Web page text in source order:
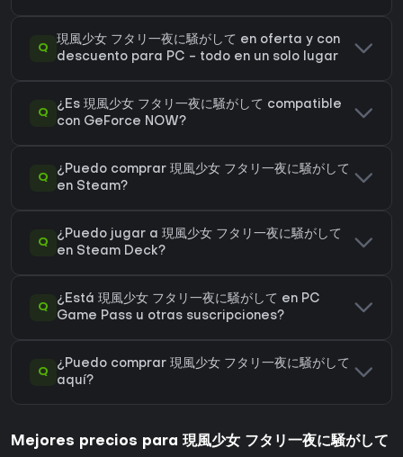
Q
現風少女 フタリ一夜に騒がして en oferta y con
descuento para PC - todo en un solo lugar
Q
¿Es 現風少女 フタリ一夜に騒がして compatible
con GeForce NOW?
Q
¿Puedo comprar 現風少女 フタリ一夜に騒がして
en Steam?
Q
¿Puedo jugar a 現風少女 フタリ一夜に騒がして
en Steam Deck?
Q
¿Está 現風少女 フタリ一夜に騒がして en PC
Game Pass u otras suscripciones?
Q
¿Puedo comprar 現風少女 フタリ一夜に騒がして
aquí?
Mejores precios para 現風少女 フタリ一夜に騒がして